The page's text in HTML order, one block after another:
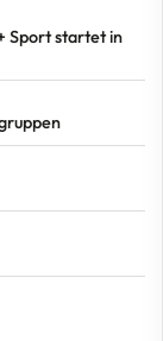
Sport startet in